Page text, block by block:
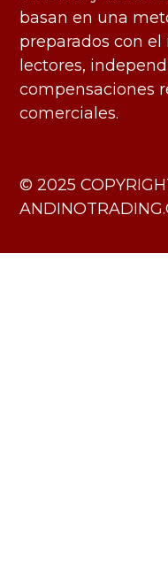
basan en una
preparados con el
lectores,
compensaciones
comerciales.
​© 2025